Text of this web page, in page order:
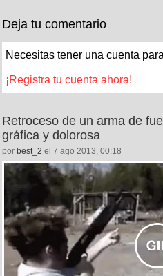
Deja tu comentario
Necesitas tener una cuenta
¡Registra tu cuenta ahora!
Retroceso de un arma de
gráfica y dolorosa
por best_2 el 7 ago 2013, 00:18